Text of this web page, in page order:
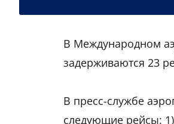
В Международном
задерживаются 23
В пресс-службе
следующие рейсы: